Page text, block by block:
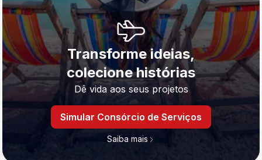
Transforme ideias,
colecione histórias
Dê vida aos seus projetos
Simular Consórcio de Serviços
Saiba mais